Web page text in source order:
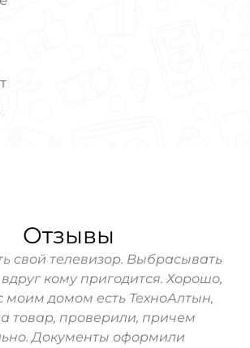
Отзывы
свой телевизор. Выбрасывать
кому пригодится. Хорошо,
моим домом есть ТехноАлтын,
товар, проверили, причем
Документы оформили